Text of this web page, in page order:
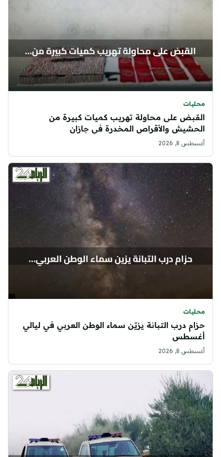
محليات
القبض على محاولة تهريب كميات كبيرة من
الحشيش والأقراص المخدرة في جازان
أغسطس 8, 2026
محليات
حزام درب التبانة يزيّن سماء الوطن العربي في ليالي
أغسطس
أغسطس 8, 2026